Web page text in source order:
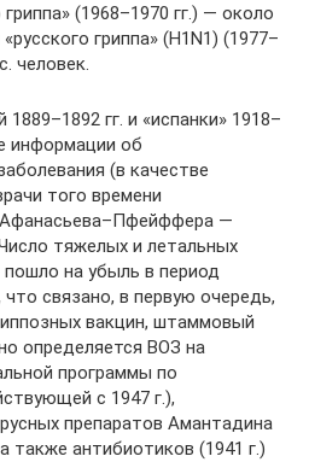
(1968–1970 гг.) — около
гриппа» (H1N1) (1977–
человек.
гг. и «испанки» 1918–
информации об
(в качестве
того времени
Афанасьева–Пфейффера —
тяжелых и летальных
на убыль в период
связано, в первую очередь,
вакцин, штаммовый
определяется ВОЗ на
программы по
с 1947 г.),
препаратов Амантадина
также антибиотиков (1941 г.)